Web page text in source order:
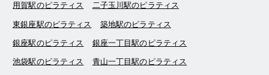
用賀駅のピラティス 二子玉川駅のピラティス
東銀座駅のピラティス 築地駅のピラティス
銀座駅のピラティス 銀座一丁目駅のピラティス
池袋駅のピラティス 青山一丁目駅のピラティス